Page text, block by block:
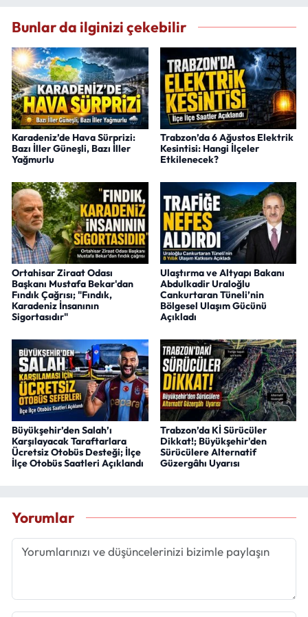
Bunlar da ilginizi çekebilir
Karadeniz’de Hava Sürprizi:
Bazı İller Güneşli, Bazı İller
Yağmurlu
Trabzon’da 6 Ağustos Elektrik
Kesintisi: Hangi İlçeler
Etkilenecek?
Ortahisar Ziraat Odası
Başkanı Mustafa Bekar'dan
Fındık Çağrısı; "Fındık,
Karadeniz İnsanının
Sigortasıdır"
Ulaştırma ve Altyapı Bakanı
Abdulkadir Uraloğlu
Cankurtaran Tüneli’nin
Bölgesel Ulaşım Gücünü
Açıkladı
Büyükşehir’den Salah’ı
Karşılayacak Taraftarlara
Ücretsiz Otobüs Desteği; İlçe
İlçe Otobüs Saatleri Açıklandı
Trabzon’da Kİ Sürücüler
Dikkat!; Büyükşehir'den
Sürücülere Alternatif
Güzergâhı Uyarısı
Yorumlar